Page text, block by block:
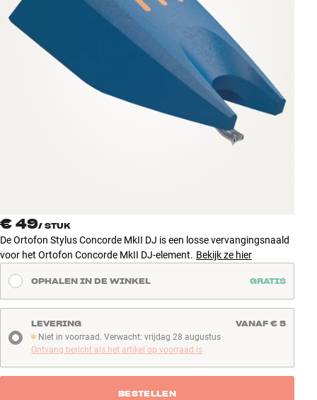
Accessoires
INSPIRATIE
MERKEN
Inloggen
Klantenservice
Bouw met geluid
€ 49/ STUK
De Ortofon Stylus Concorde MkII DJ is een losse vervangingsnaald
voor het Ortofon Concorde MkII DJ-element. Bekijk ze hier
OPHALEN IN DE WINKEL GRATIS
Niet in voorraad. Verwacht: vrijdag 28 augustus
Niet in voorraad. Verwacht: vrijdag 28 augustus
Ontvang bericht als het artikel op voorraad is
LEVERING VANAF € 5
BESTELLEN